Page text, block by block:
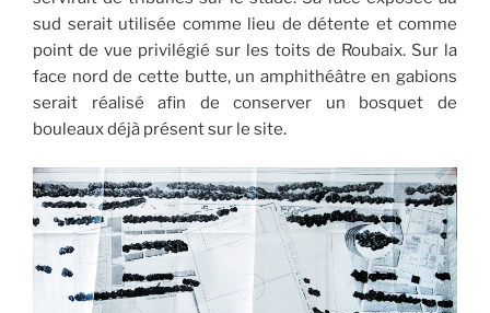
sud serait utilisée comme lieu de détente et comme
point de vue privilégié sur les toits de Roubaix. Sur la
face nord de cette butte, un amphithéâtre en gabions
serait réalisé afin de conserver un bosquet de
bouleaux déjà présent sur le site.